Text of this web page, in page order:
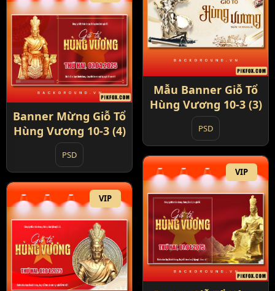
Mẫu Banner Giỗ Tổ
Hùng Vương 10-3 (3)
PSD
Banner Mừng Giỗ Tổ
Hùng Vương 10-3 (4)
PSD
VIP
VIP